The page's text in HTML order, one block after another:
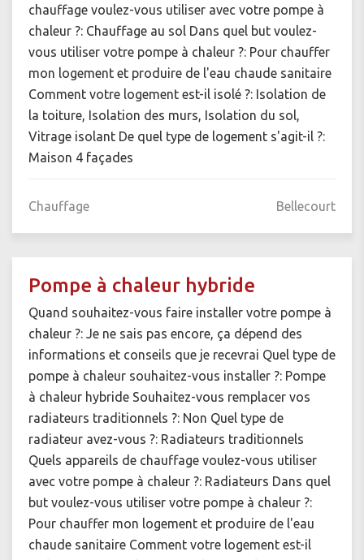
chauffage voulez-vous utiliser avec votre pompe à
chaleur ?: Chauffage au sol Dans quel but voulez-
vous utiliser votre pompe à chaleur ?: Pour chauffer
mon logement et produire de l'eau chaude sanitaire
Comment votre logement est-il isolé ?: Isolation de
la toiture, Isolation des murs, Isolation du sol,
Vitrage isolant De quel type de logement s'agit-il ?:
Maison 4 façades
Chauffage Bellecourt
Pompe à chaleur hybride
Quand souhaitez-vous faire installer votre pompe à
chaleur ?: Je ne sais pas encore, ça dépend des
informations et conseils que je recevrai Quel type de
pompe à chaleur souhaitez-vous installer ?: Pompe
à chaleur hybride Souhaitez-vous remplacer vos
radiateurs traditionnels ?: Non Quel type de
radiateur avez-vous ?: Radiateurs traditionnels
Quels appareils de chauffage voulez-vous utiliser
avec votre pompe à chaleur ?: Radiateurs Dans quel
but voulez-vous utiliser votre pompe à chaleur ?:
Pour chauffer mon logement et produire de l'eau
chaude sanitaire Comment votre logement est-il